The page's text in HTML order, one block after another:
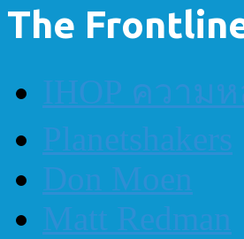
The
IHOP ความ
Planetshakers
Don Moen
Matt Redman